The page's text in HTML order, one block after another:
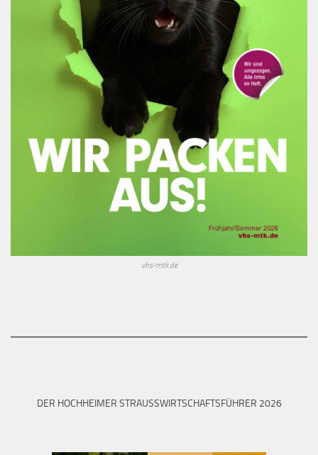
vhs-mtk.de
DER HOCHHEIMER STRAUSSWIRTSCHAFTSFÜHRER 2026